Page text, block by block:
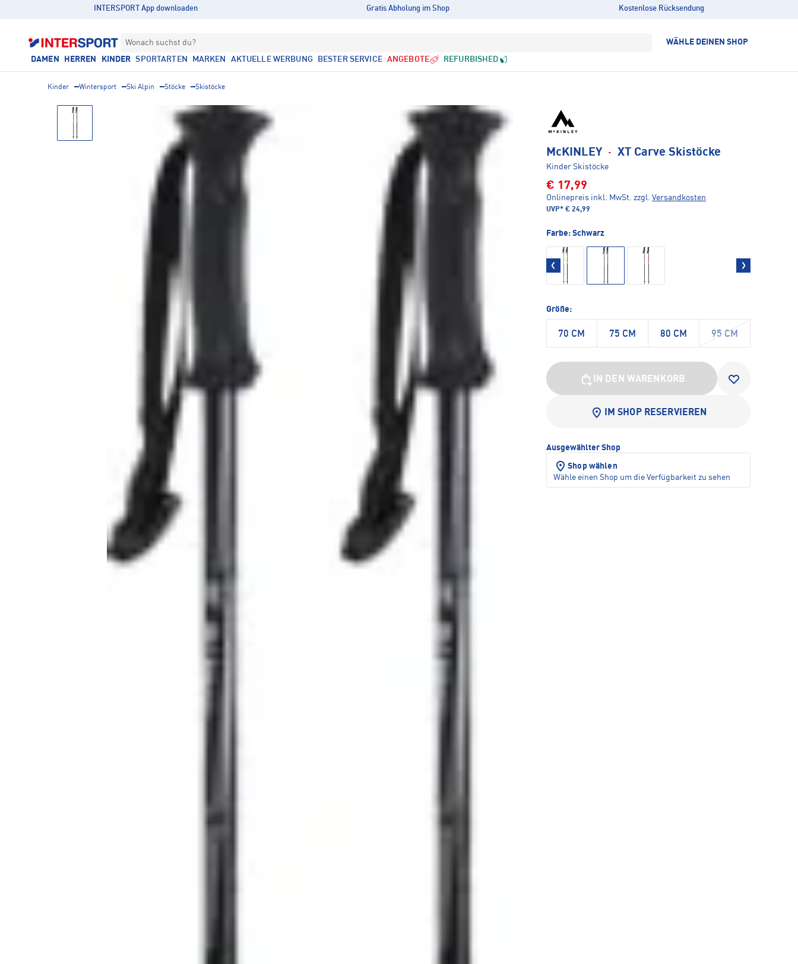
INTERSPORT App downloaden Gratis Abholung im Shop Kostenlose Rücksendung
Wonach suchst du? WÄHLE DEINEN SHOP
DAMEN HERREN KINDER SPORTARTEN MARKEN AKTUELLE WERBUNG BESTER SERVICE ANGEBOTE REFURBISHED
Kinder Wintersport Ski Alpin Stöcke Skistöcke
McKINLEY · XT Carve Skistöcke
Kinder Skistöcke
€ 17,99
Onlinepreis inkl. MwSt. zzgl. Versandkosten
UVP* € 24,99
Farbe: Schwarz
Größe:
70 CM 75 CM 80 CM 95 CM
IN DEN WARENKORB
IM SHOP RESERVIEREN
Ausgewählter Shop
Shop wählen
Wähle einen Shop um die Verfügbarkeit zu sehen